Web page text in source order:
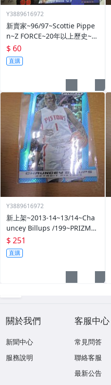
Y3889616972
新賣家~96/97~Scottie Pippe
n~Z FORCE~20年以上歷史~無
限量~
$ 60
直購
Y3889616972
新上架~2013-14~13/14~Cha
uncey Billups /199~PRIZM~S
ILVER~藍亮~限量/199~10601
14-1
$ 251
直購
關於我們
新聞中心
服務說明
客服中心
常見問答
聯絡客服
最新公告